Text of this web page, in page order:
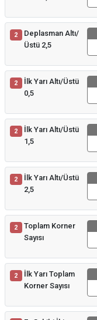
2
Deplasman Altı/
Üstü 2,5
2
İlk Yarı Altı/Üstü
0,5
2
İlk Yarı Altı/Üstü
1,5
2
İlk Yarı Altı/Üstü
2,5
2
Toplam Korner
Sayısı
2
İlk Yarı Toplam
Korner Sayısı